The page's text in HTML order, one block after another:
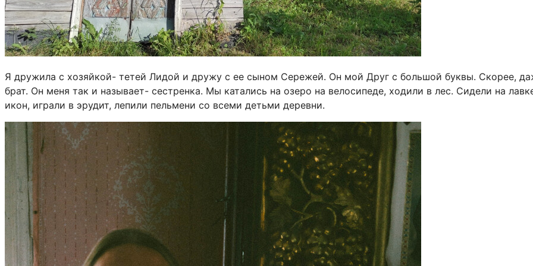
Я дружила с хозяйкой- тетей Лидой и дружу с ее сыном Сережей. Он мой Друг с большой буквы. Скорее,
брат. Он меня так и называет- сестренка. Мы катались на озеро на велосипеде, ходили в лес. Сидели на
икон, играли в эрудит, лепили пельмени со всеми детьми деревни.